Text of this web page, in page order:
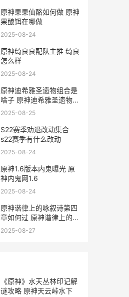
原神果果仙酪如何做 原神
果酿饵在哪做
2025-08-24
原神绮良良配队主推 绮良
怎么样
2025-08-24
原神迪希雅圣遗物组合是
啥子 原神迪希雅圣遗物推
荐词条
2025-08-25
S22赛季劝退改动集合
s22赛季有什么改动
2025-08-24
原神1.6版本内鬼曝光 原
神内鬼网1.6
2025-08-24
原神谐律上的咏叙诗第四
章如何过 原神谐律上的咏
叙诗前置任务
2025-08-27
《原神》水天丛林印记解
谜攻略 原神天云峠水下